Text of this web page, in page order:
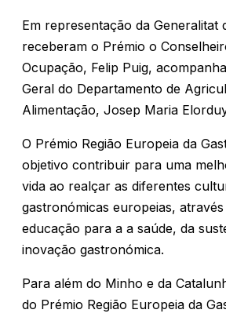
Em representação da Generalitat
receberam o Prémio o
Ocupação, Felip Puig,
Geral do Departamento de
Alimentação, Josep Maria
O Prémio Região Europeia da
objetivo contribuir para uma
vida ao realçar as diferentes
gastronómicas europeias,
educação para a a saúde, da
inovação gastronómica.
Para além do Minho e da
do Prémio Região Europeia da